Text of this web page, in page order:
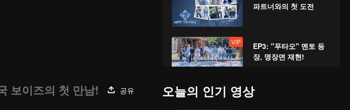
파트너와의 첫 도전
VIP
EP3: "푸타오" 멘토 등
장, 명장면 재현!
VIP
EP4: 연기대상: 소년들
보이즈의 첫 만남!
공유
오늘의 인기 영상